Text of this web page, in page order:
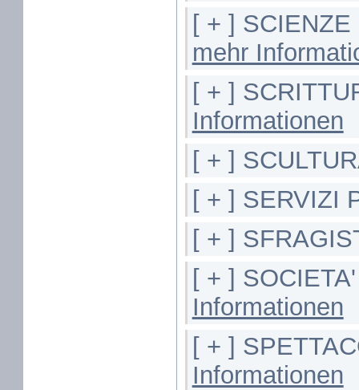
[ + ]
mehr
[ + ]
Informationen
[ + ]
[ + ] SERVIZI
[ + ]
[ + ]
Informationen
[ + ]
Informationen